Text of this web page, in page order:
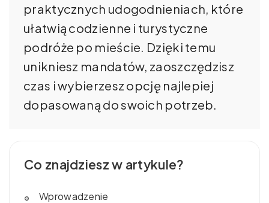
praktycznych udogodnieniach, które
ułatwią codzienne i turystyczne
podróże po mieście. Dzięki temu
unikniesz mandatów, zaoszczędzisz
czas i wybierzesz opcję najlepiej
dopasowaną do swoich potrzeb.
Co znajdziesz w artykule?
Wprowadzenie